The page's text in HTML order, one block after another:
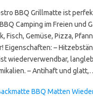
BBQ Grillmatte ist
Camping im Freien und
Fisch, Gemüse, Pizza,
Eigenschaften: –
wiederverwendbar,
– Antihaft und
BBQ Matten